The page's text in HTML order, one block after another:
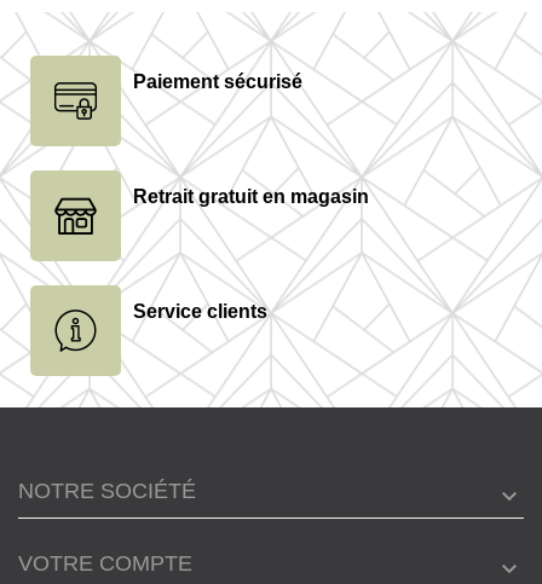
Paiement sécurisé
Retrait gratuit en magasin
Service clients
NOTRE SOCIÉTÉ
VOTRE COMPTE